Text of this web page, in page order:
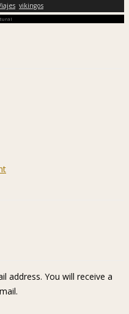
vikingos
address. You will receive a